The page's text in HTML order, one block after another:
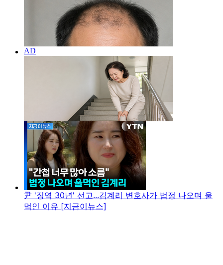
尹 '징역 30년' 선고...김계리 변호사가 법정 나오며 울
먹인 이유 [지금이뉴스]